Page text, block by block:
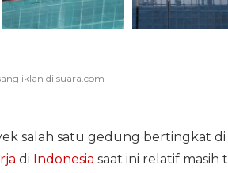
salah satu gedung bertingkat di
di Indonesia saat ini relatif masih